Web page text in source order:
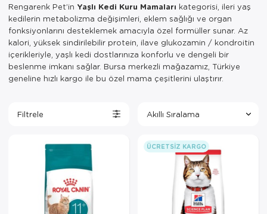
Kedi
Kedi
Kedi
Köpek
Köpek
Köpek
Kaplumbağa
Kemirgen
Çevre
Rengarenk Pet’in Yaşlı Kedi Kuru Mamaları kategorisi, ileri yaş
kedilerin metabolizma değişimleri, eklem sağlığı ve organ
fonksiyonlarını desteklemek amacıyla özel formüller sunar. Az
kalori, yüksek sindirilebilir protein, ilave glukozamin / kondroitin
içerikleriyle, yaşlı kedi dostlarınıza konforlu ve dengeli bir
beslenme imkanı sağlar. Bursa merkezli mağazamız, Türkiye
geneline hızlı kargo ile bu özel mama çeşitlerini ulaştırır.
Filtrele
ÜCRETSIZ KARGO